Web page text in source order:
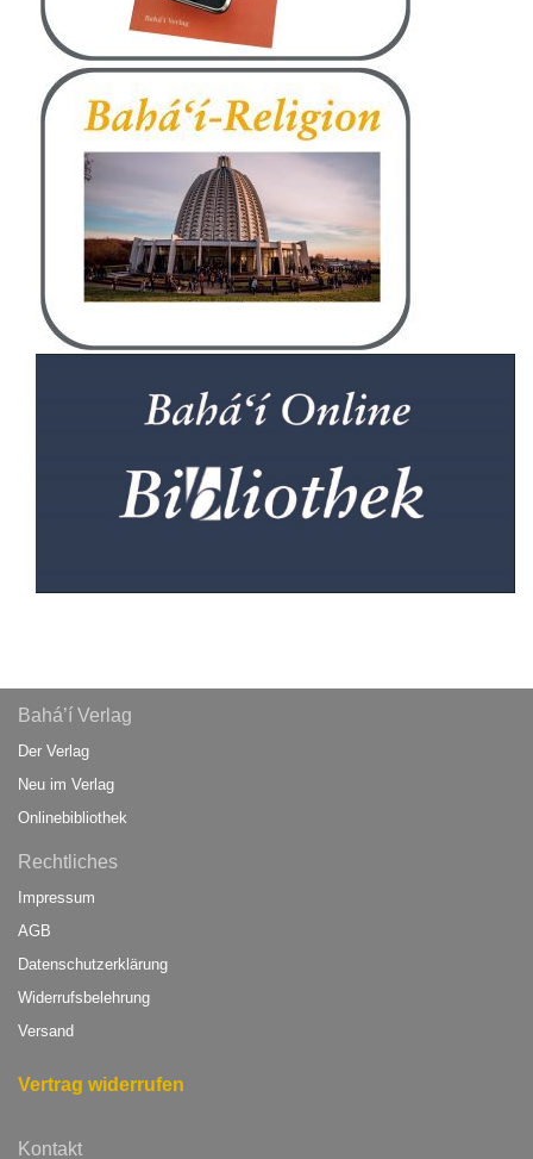
Bahá’í Verlag
Der Verlag
Neu im Verlag
Onlinebibliothek
Rechtliches
Impressum
AGB
Datenschutzerklärung
Widerrufsbelehrung
Versand
Vertrag widerrufen
Kontakt